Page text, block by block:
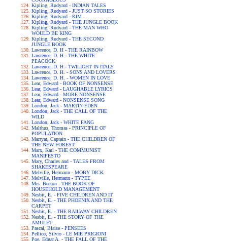
Kipling, Rudyard - INDIAN TALES
Kipling, Rudyard - JUST SO STORIES
Kipling, Rudyard - KIM
Kipling, Rudyard - THE JUNGLE BOOK
Kipling, Rudyard - THE MAN WHO
WOULD BE KING
Kipling, Rudyard - THE SECOND
JUNGLE BOOK
Lawrence, D. H - THE RAINBOW
Lawrence, D. H - THE WHITE
PEACOCK
Lawrence, D. H - TWILIGHT IN ITALY
Lawrence, D. H. - SONS AND LOVERS
Lawrence, D. H. - WOMEN IN LOVE
Lear, Edward - BOOK OF NONSENSE
Lear, Edward - LAUGHABLE LYRICS
Lear, Edward - MORE NONSENSE
Lear, Edward - NONSENSE SONG
London, Jack - MARTIN EDEN
London, Jack - THE CALL OF THE
WILD
London, Jack - WHITE FANG
Malthus, Thomas - PRINCIPLE OF
POPULATION
Marryat, Captain - THE CHILDREN OF
THE NEW FOREST
Marx, Karl - THE COMMUNIST
MANIFESTO
Mary, Charles and - TALES FROM
SHAKESPEARE
Melville, Hermann - MOBY DICK
Melville, Hermann - TYPEE
Mrs. Beeton - THE BOOK OF
HOUSEHOLD MANAGEMENT
Nesbit, E. - FIVE CHILDREN AND IT
Nesbit, E. - THE PHOENIX AND THE
CARPET
Nesbit, E. - THE RAILWAY CHILDREN
Nesbit, E. - THE STORY OF THE
AMULET
Pascal, Blaise - PENSEES
Pellico, Silvio - LE MIE PRIGIONI
Poe, Edgar A. - THE FALL OF THE